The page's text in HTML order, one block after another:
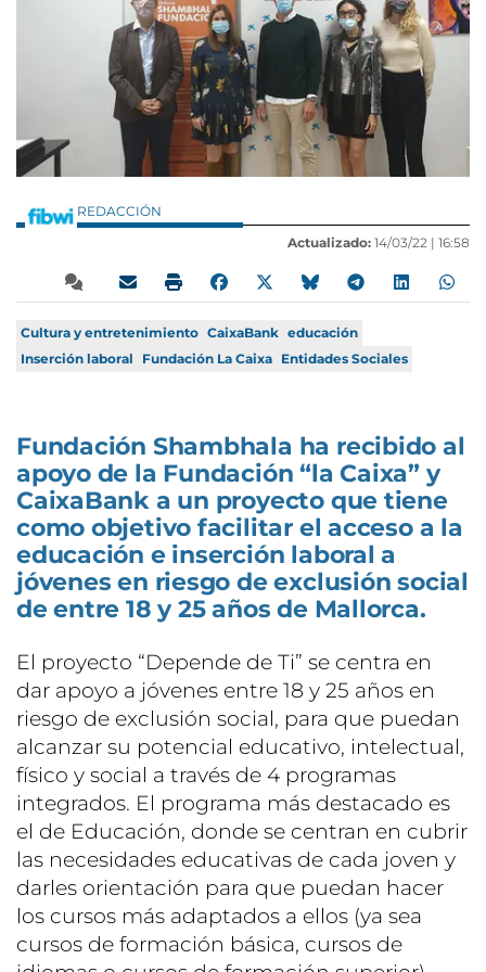
REDACCIÓN
Actualizado: 14/03/22 | 16:58
Cultura y entretenimiento CaixaBank educación
Inserción laboral
Fundación La Caixa Entidades Sociales
Fundación Shambhala ha recibido al
apoyo de la Fundación “la Caixa” y
CaixaBank a un proyecto que tiene
como objetivo facilitar el acceso a la
educación e inserción laboral a
jóvenes en riesgo de exclusión social
de entre 18 y 25 años de Mallorca.
El proyecto “Depende de Ti” se centra en
dar apoyo a jóvenes entre 18 y 25 años en
riesgo de exclusión social, para que puedan
alcanzar su potencial educativo, intelectual,
físico y social a través de 4 programas
integrados. El programa más destacado es
el de Educación, donde se centran en cubrir
las necesidades educativas de cada joven y
darles orientación para que puedan hacer
los cursos más adaptados a ellos (ya sea
cursos de formación básica, cursos de